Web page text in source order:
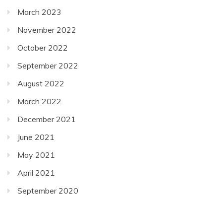
March 2023
November 2022
October 2022
September 2022
August 2022
March 2022
December 2021
June 2021
May 2021
April 2021
September 2020